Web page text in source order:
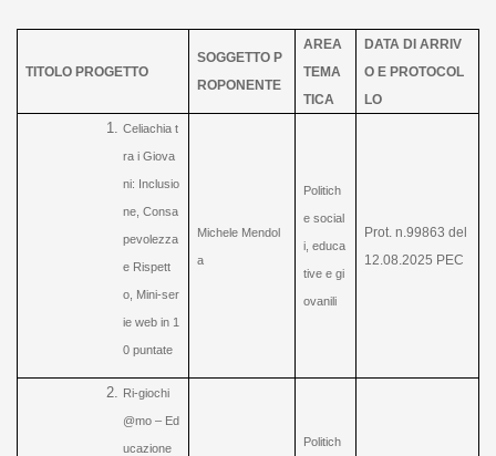
TITOLO PROGETTO
SOGGETTO P
ROPONENTE
AREA
TEMA
TICA
DATA DI ARRIV
O E PROTOCOL
LO
Celiachia t
ra i Giova
ni: Inclusio
ne, Consa
pevolezza
e Rispett
o, Mini-ser
ie web in 1
0 puntate
Michele Mendol
a
Politich
e social
i, educa
tive e gi
ovanili
Prot. n.99863 del
12.08.2025 PEC
Ri-giochi
@mo – Ed
ucazione Politich